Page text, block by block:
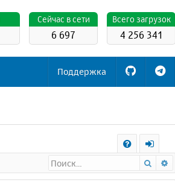
Всего загрузок
4 256 341
Cейчас в сети
6 697
Поддержка
х
Поиск